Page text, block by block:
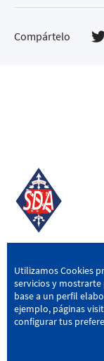
Compártelo
SD AMOREBIETA
San Miguel Kalea,
946 604 751 |
Utilizamos Cookies
servicios y
base a un perfil
ejemplo, páginas
configurar tus